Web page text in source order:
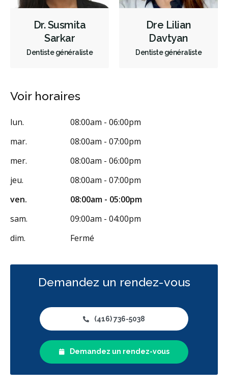
Sédation - IV
Sédation - protoxyde d'azote
Sédation - orale
Appareils dentaires
Services esthétiques
Réparateur
Sédation
RCSD (Régime canadien de soins dentaires)
Dr. Susmita
Sarkar
Dentiste généraliste
Dre Lilian
Davtyan
Dentiste généraliste
Voir horaires
lun.
08:00am - 06:00pm
mar.
08:00am - 07:00pm
mer.
08:00am - 06:00pm
jeu.
08:00am - 07:00pm
ven.
08:00am - 05:00pm
sam.
09:00am - 04:00pm
dim.
Fermé
Demandez un rendez-vous
(416) 736-5038
Demandez un rendez-vous